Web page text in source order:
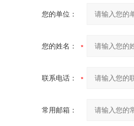
您的单位：
您的姓名：
联系电话：
常用邮箱：